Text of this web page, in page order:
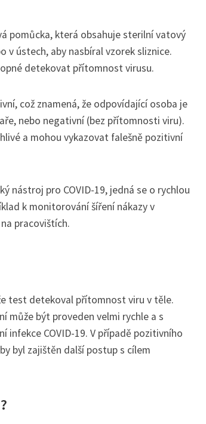
pomůcka, která obsahuje sterilní vatový
ústech, aby nasbíral vzorek sliznice.
detekovat přítomnost virusu.
což znamená, že odpovídající osoba je
nebo negativní (bez přítomnosti viru).
a mohou vykazovat falešně pozitivní
nástroj pro COVID-19, jedná se o rychlou
k monitorování šíření nákazy v
pracovištích.
test detekoval přítomnost viru v těle.
může být proveden velmi rychle a s
COVID-19. V případě pozitivního
byl zajištěn další postup s cílem